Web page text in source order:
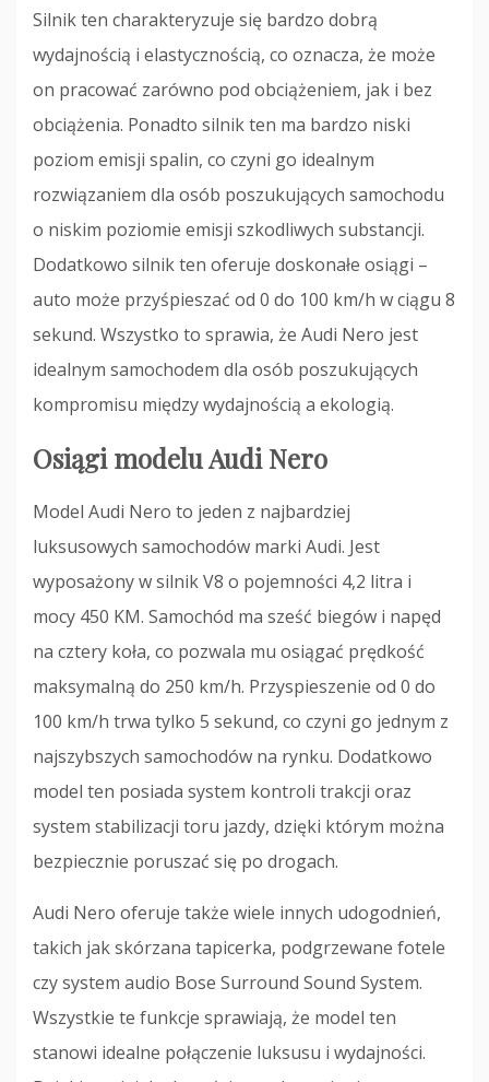
Silnik ten charakteryzuje się bardzo dobrą
wydajnością i elastycznością, co oznacza, że może
on pracować zarówno pod obciążeniem, jak i bez
obciążenia. Ponadto silnik ten ma bardzo niski
poziom emisji spalin, co czyni go idealnym
rozwiązaniem dla osób poszukujących samochodu
o niskim poziomie emisji szkodliwych substancji.
Dodatkowo silnik ten oferuje doskonałe osiągi –
auto może przyśpieszać od 0 do 100 km/h w ciągu 8
sekund. Wszystko to sprawia, że Audi Nero jest
idealnym samochodem dla osób poszukujących
kompromisu między wydajnością a ekologią.
Osiągi modelu Audi Nero
Model Audi Nero to jeden z najbardziej
luksusowych samochodów marki Audi. Jest
wyposażony w silnik V8 o pojemności 4,2 litra i
mocy 450 KM. Samochód ma sześć biegów i napęd
na cztery koła, co pozwala mu osiągać prędkość
maksymalną do 250 km/h. Przyspieszenie od 0 do
100 km/h trwa tylko 5 sekund, co czyni go jednym z
najszybszych samochodów na rynku. Dodatkowo
model ten posiada system kontroli trakcji oraz
system stabilizacji toru jazdy, dzięki którym można
bezpiecznie poruszać się po drogach.
Audi Nero oferuje także wiele innych udogodnień,
takich jak skórzana tapicerka, podgrzewane fotele
czy system audio Bose Surround Sound System.
Wszystkie te funkcje sprawiają, że model ten
stanowi idealne połączenie luksusu i wydajności.